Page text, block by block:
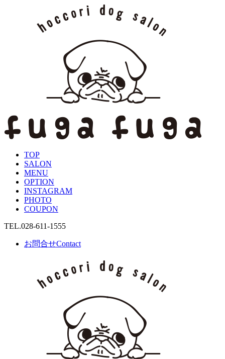
TOP
SALON
MENU
OPTION
INSTAGRAM
PHOTO
COUPON
TEL.028-611-1555
お問合せContact